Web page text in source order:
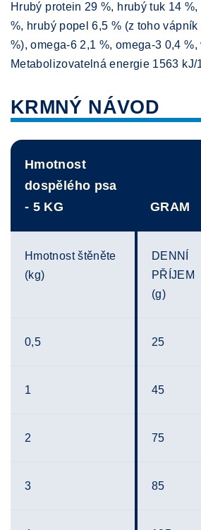
Hrubý protein 29 %, hrubý tuk 14
%, hrubý popel 6,5 % (z toho vápník
%), omega-6 2,1 %, omega-3 0,4 %,
Metabolizovatelná energie 1563 kJ/
KRMNÝ NÁVOD
Hmotnost
dospělého psa
- 5 KG
GRAM
Hmotnost štěněte
(kg)
DENNÍ
PŘÍJEM
(g)
0,5 25
1 45
2 75
3 85